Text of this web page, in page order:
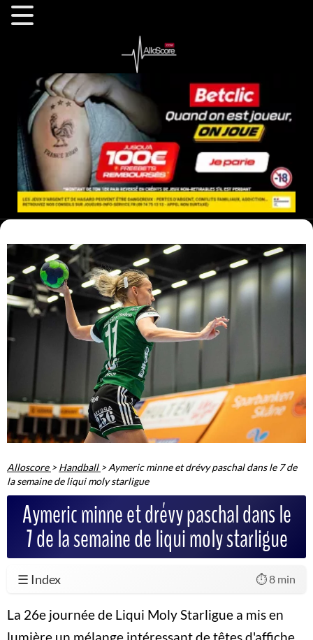
Alloscore >Handball >Aymeric minne et drévy paschal dans le 7 de
la semaine de liqui moly starligue
Aymeric minne et drévy paschal dans le
7 de la semaine de liqui moly starligue
☰ Index ⏱️ 8 min
La 26e journée de Liqui Moly Starligue a mis en